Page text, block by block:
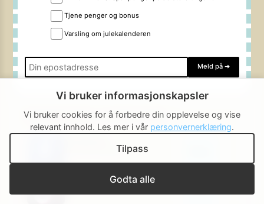
Tjene penger og bonus
Varsling om julekalenderen
Meld på ➔
Gjerrigknarken i sosiale medier:
Ca 190 000 følgere
Vi bruker informasjonskapsler
Vi bruker cookies for å forbedre din opplevelse og vise
relevant innhold. Les mer i vår personvernerklæring.
Godta alle
Tilpass